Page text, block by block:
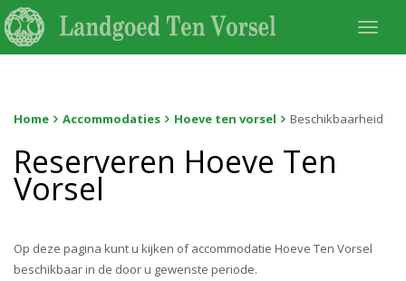
Home Accommodaties Hoeve ten vorsel Beschikbaarheid
Reserveren Hoeve Ten
Vorsel
Op deze pagina kunt u kijken of accommodatie Hoeve Ten Vorsel
beschikbaar in de door u gewenste periode.